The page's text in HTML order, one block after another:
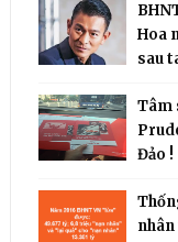
Hoa
sau
Tâm
Đảo !